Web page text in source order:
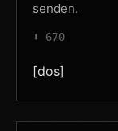
senden.
⬇️ 670
[dos]